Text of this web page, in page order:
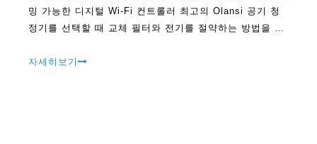
밍 가능한 디지털 Wi-Fi 컨트롤러 최고의 Olansi 공기 청
정기를 선택할 때 교체 필터와 전기를 절약하는 방법을 찾
디지털 에어 핸들을 얻는 데 도움이 됩니다.
자세히보기